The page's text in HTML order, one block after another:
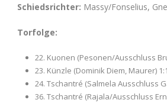
Schiedsrichter: Massy/Fonselius,
Torfolge:
22. Kuonen (Pesonen/Ausschluss
23. Künzle (Dominik Diem, Maurer)
24. Tschantré (Salmela Ausschluss
36. Tschantré (Rajala/Ausschluss